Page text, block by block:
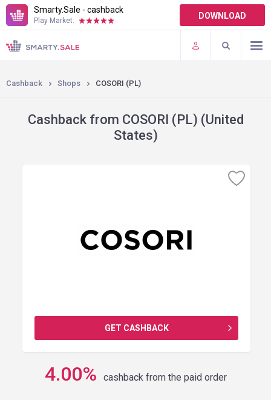
Smarty.Sale - cashback
Play Market: DOWNLOAD
TERMS OF USE
PLUGINS
Cashback Shops COSORI (PL)
Cashback from COSORI (PL) (United
States)
GET CASHBACK
4.00% cashback from the paid order